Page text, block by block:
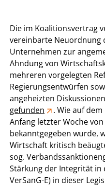
Die im Koalitionsvertrag
vereinbarte Neuordnung
Unternehmen zur
Ahndung von
mehreren vorgelegten
Regierungsentwürfen
angeheizten
gefunden
. Wie auf
Anfang letzter Woche
bekanntgegeben wurde,
Wirtschaft kritisch
sog.
Stärkung der Integrität in
VerSanG-E) in dieser